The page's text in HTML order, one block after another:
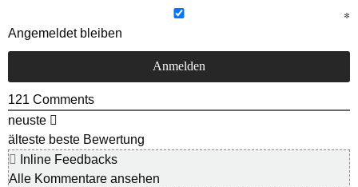
Angemeldet bleiben
121 Comments
neuste
älteste beste Bewertung
Inline Feedbacks
Alle Kommentare ansehen